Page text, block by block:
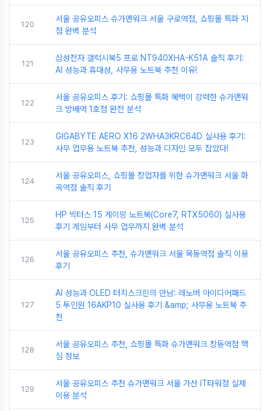
120
서울 공유오피스 슈가맨워크 서울 구로역점, 쇼핑몰 특화 지
점 완벽 분석
121
삼성전자 갤럭시북5 프로 NT940XHA-K51A 솔직 후기:
AI 성능과 휴대성, 사무용 노트북 추천 이유!
122
서울 공유오피스 후기: 쇼핑몰 특화 혜택이 강력한 슈가맨워
크 방배역 1호점 완전 분석
123
GIGABYTE AERO X16 2WHA3KRC64D 실사용 후기:
사무 업무용 노트북 추천, 성능과 디자인 모두 잡았다!
124
서울 공유오피스, 쇼핑몰 창업자를 위한 슈가맨워크 서울 화
곡역점 솔직 후기
125
HP 빅터스 15 게이밍 노트북(Core7, RTX5060) 실사용
후기 게임부터 사무 업무까지 완벽 분석
126
서울 공유오피스 추천, 슈가맨워크 서울 목동역점 솔직 이용
후기
127
AI 성능과 OLED 터치스크린의 만남: 레노버 아이디어패드
5 투인원 16AKP10 실사용 후기 &amp; 사무용 노트북 추
천
128
서울 공유오피스 추천, 쇼핑몰 특화 슈가맨워크 창동역점 핵
심 정보
129
서울 공유오피스 추천 슈가맨워크 서울 가산 IT타워점 실제
이용 분석